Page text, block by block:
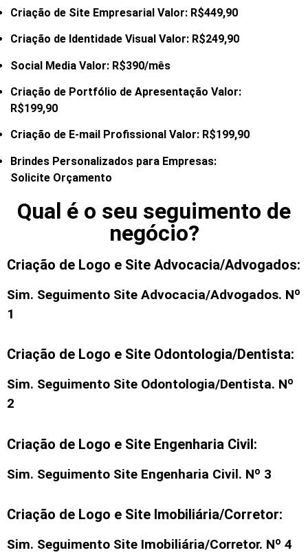
Criação de Site Empresarial Valor: R$449,90
Criação de Identidade Visual Valor: R$249,90
Social Media Valor: R$390/mês
Criação de Portfólio de Apresentação Valor:
R$199,90
Criação de E-mail Profissional Valor: R$199,90
Brindes Personalizados para Empresas:
Solicite Orçamento
Qual é o seu seguimento de
negócio?
Criação de Logo e Site Advocacia/Advogados:
Sim. Seguimento Site Advocacia/Advogados. Nº
1
Criação de Logo e Site Odontologia/Dentista:
Sim. Seguimento Site Odontologia/Dentista. Nº
2
Criação de Logo e Site Engenharia Civil:
Sim. Seguimento Site Engenharia Civil. Nº 3
Criação de Logo e Site Imobiliária/Corretor:
Sim. Seguimento Site Imobiliária/Corretor. Nº 4